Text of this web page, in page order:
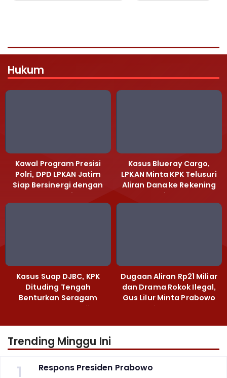
Hukum
Kawal Program Presisi
Polri, DPD LPKAN Jatim
Siap Bersinergi dengan
Polda Jatim
Kasus Blueray Cargo,
LPKAN Minta KPK Telusuri
Aliran Dana ke Rekening
Heri Black
Kasus Suap DJBC, KPK
Dituding Tengah
Benturkan Seragam
Cokelat dengan Hijau
Dugaan Aliran Rp21 Miliar
dan Drama Rokok Ilegal,
Gus Lilur Minta Prabowo
Bertindak Tegas
Trending Minggu Ini
1 Respons Presiden Prabowo